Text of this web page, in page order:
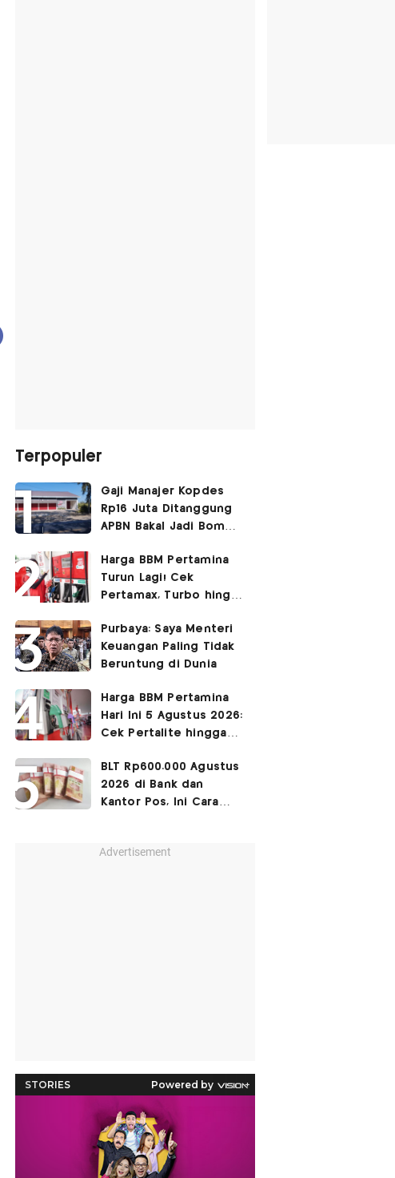
Terpopuler
Gaji Manajer Kopdes
Rp16 Juta Ditanggung
APBN Bakal Jadi Bom
Harga BBM Pertamina
Turun Lagi! Cek
Pertamax, Turbo hingga
Agustus 2026
Purbaya: Saya Menteri
Keuangan Paling Tidak
Beruntung di Dunia
Harga BBM Pertamina
Hari Ini 5 Agustus 2026:
Cek Pertalite hingga
Turun
BLT Rp600.000 Agustus
2026 di Bank dan
Kantor Pos, Ini Cara
Advertisement